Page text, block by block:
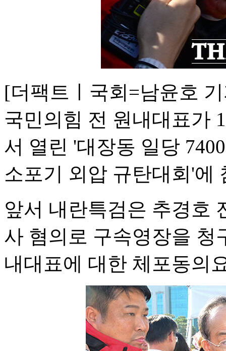
[더팩트ㅣ국회=남윤호
국민의힘 전 원내대표가
서 열린 '대장동 일당
소포기 외압 규탄대회'에
앞서 내란특검은 추경호
사 혐의로 구속영장을 청
내대표에 대한 체포동의